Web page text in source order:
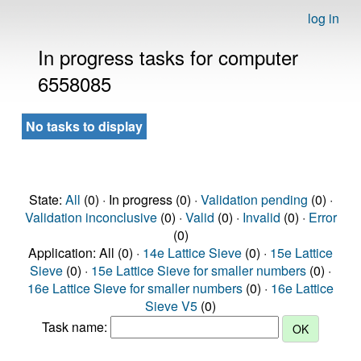
log in
In progress tasks for computer
6558085
No tasks to display
State: All (0) · In progress (0) · Validation pending (0) ·
Validation inconclusive(0) · Valid (0) · Invalid (0) · Error
(0)
Application: All (0) · 14e Lattice Sieve (0) · 15e Lattice
Sieve (0) · 15e Lattice Sieve for smaller numbers (0) ·
16e Lattice Sieve for smaller numbers (0) · 16e Lattice
Sieve V5 (0)
Task name: